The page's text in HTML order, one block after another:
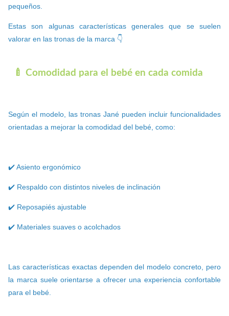
pequeños.
Estas son algunas características generales que se suelen
valorar en las tronas de la marca 👇
🍼 Comodidad para el bebé en cada comida
Según el modelo, las tronas Jané pueden incluir funcionalidades
orientadas a mejorar la comodidad del bebé, como:
✔️ Asiento ergonómico
✔️ Respaldo con distintos niveles de inclinación
✔️ Reposapiés ajustable
✔️ Materiales suaves o acolchados
Las características exactas dependen del modelo concreto, pero
la marca suele orientarse a ofrecer una experiencia confortable
para el bebé.